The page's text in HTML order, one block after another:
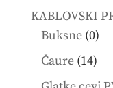
KABLOVSKI
Buksne 00
Čaure 1414